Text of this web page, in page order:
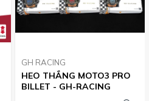
GH RACING
HEO THẮNG MOTO3 PRO
BILLET - GH-RACING